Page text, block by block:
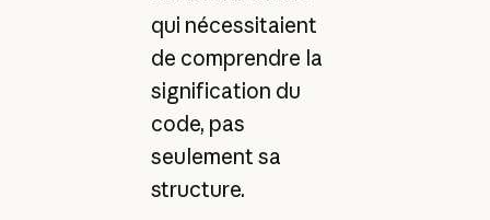
qui nécessitaient
de comprendre la
signification du
code, pas
seulement sa
structure.